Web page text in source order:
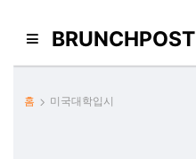
BRUNCHPOST
홈 미국대학입시